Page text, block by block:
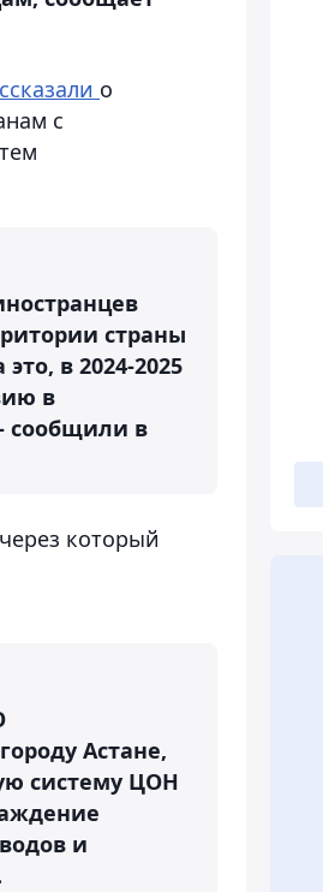
о
с
страны
в 2024-2025
в
сообщили в
который
Астане,
систему ЦОН
и